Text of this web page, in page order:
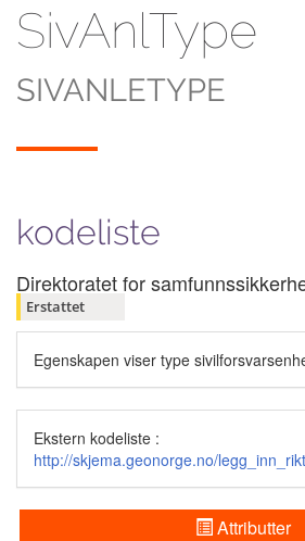
SivAnlType
SIVANLETYPE
kodeliste
Direktoratet for
Erstattet
Egenskapen viser type
Ekstern kodeliste :
http://skjema.geonorge.no/
Attributter